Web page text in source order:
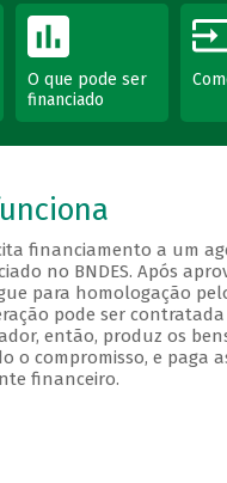
O que pode ser
financiado
financiamento a um
no BNDES. Após
para homologação pelo
pode ser contratada
então, produz os
o compromisso, e paga
financeiro.